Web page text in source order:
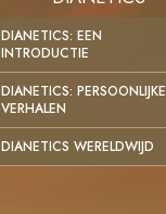
DIANETICS: EEN
INTRODUCTIE
DIANETICS: PERSOONLIJKE
VERHALEN
DIANETICS WERELDWIJD